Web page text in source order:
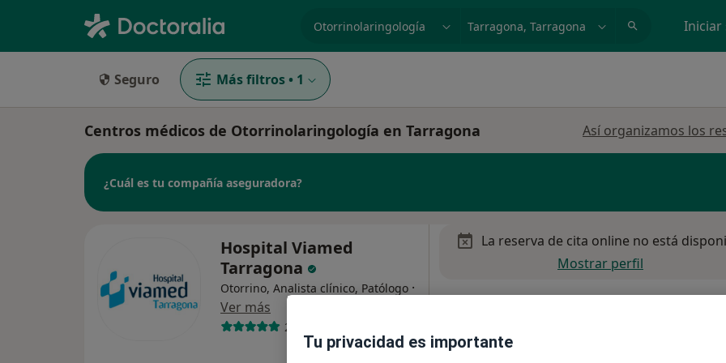
especialidad, enfermedad o nombre Iniciar
Seguro Más filtros • 1
Centros médicos de Otorrinolaringología en Tarragona Así organizamos los
¿Cuál es tu compañía aseguradora?
Hospital Viamed
Tarragona
Otorrino, Analista clínico, Patólogo ·
Ver más
201 opiniones
La reserva de cita online no está
Mostrar perfil
Tu privacidad es importante